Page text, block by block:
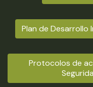
Plan de
Protocolos de